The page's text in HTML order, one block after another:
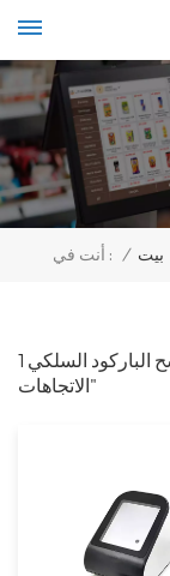
أنت في : / بيت
1 النتائج التي تم العثور عليها ل "ماسح الباركود السلكي USB متعدد
الاتجاهات"